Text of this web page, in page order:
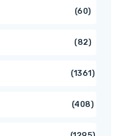
6060
8282
13611361
408408